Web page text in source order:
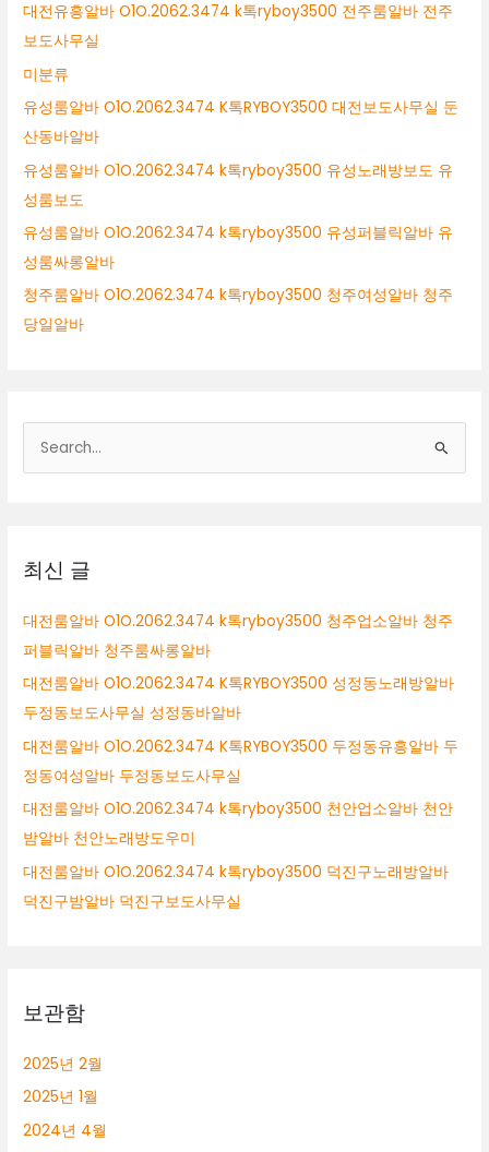
대전유흥알바 O1O.2062.3474 k톡ryboy3500 전주룸알바 전주
보도사무실
미분류
유성룸알바 O1O.2062.3474 K톡RYBOY3500 대전보도사무실 둔
산동바알바
유성룸알바 O1O.2062.3474 k톡ryboy3500 유성노래방보도 유
성룸보도
유성룸알바 O1O.2062.3474 k톡ryboy3500 유성퍼블릭알바 유
성룸싸롱알바
청주룸알바 O1O.2062.3474 k톡ryboy3500 청주여성알바 청주
당일알바
색
최신 글
대전룸알바 O1O.2062.3474 k톡ryboy3500 청주업소알바 청주
퍼블릭알바 청주룸싸롱알바
대전룸알바 O1O.2062.3474 K톡RYBOY3500 성정동노래방알바
두정동보도사무실 성정동바알바
대전룸알바 O1O.2062.3474 K톡RYBOY3500 두정동유흥알바 두
정동여성알바 두정동보도사무실
대전룸알바 O1O.2062.3474 k톡ryboy3500 천안업소알바 천안
밤알바 천안노래방도우미
대전룸알바 O1O.2062.3474 k톡ryboy3500 덕진구노래방알바
덕진구밤알바 덕진구보도사무실
보관함
2025년 2월
2025년 1월
2024년 4월